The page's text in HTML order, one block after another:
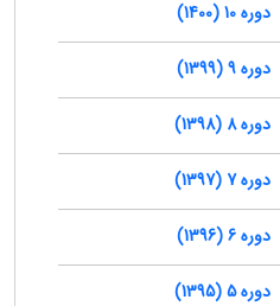
دوره 10 (1400)
دوره 9 (1399)
دوره 8 (1398)
دوره 7 (1397)
دوره 6 (1396)
دوره 5 (1395)